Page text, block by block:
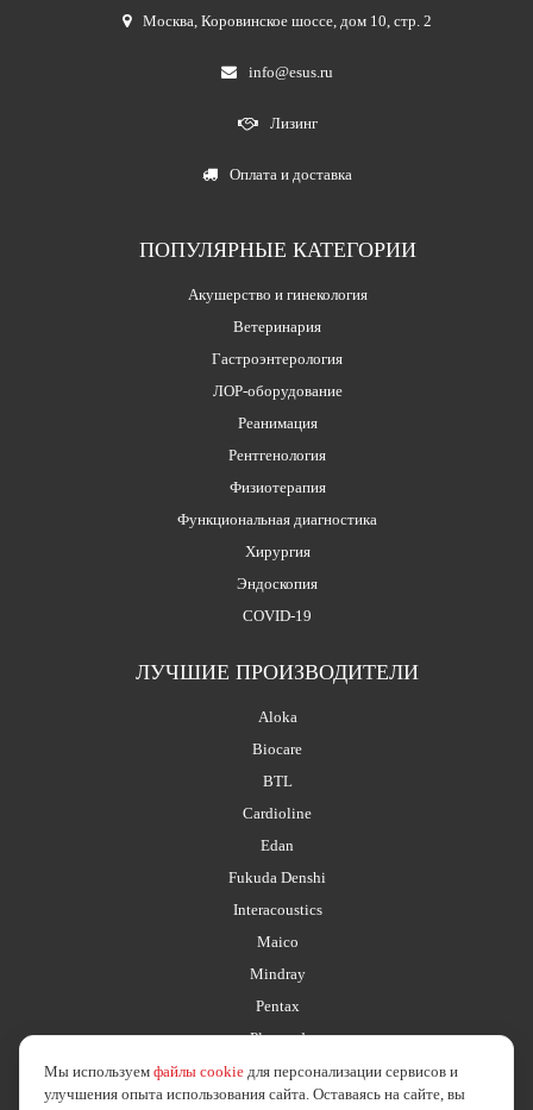
Москва,Коровинское шоссе, дом 10, стр. 2
info@esus.ru
Лизинг
Оплата и доставка
ПОПУЛЯРНЫЕ КАТЕГОРИИ
Акушерство и гинекология
Ветеринария
Гастроэнтерология
ЛОР-оборудование
Реанимация
Рентгенология
Физиотерапия
Функциональная диагностика
Хирургия
Эндоскопия
COVID-19
ЛУЧШИЕ ПРОИЗВОДИТЕЛИ
Aloka
Biocare
BTL
Cardioline
Edan
Fukuda Denshi
Interacoustics
Maico
Mindray
Pentax
Planmed
Мы используем файлы cookie для персонализации сервисов и
улучшения опыта использования сайта. Оставаясь на сайте, вы